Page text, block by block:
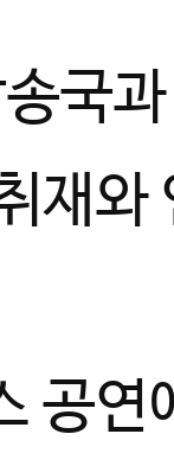
국
재
공연
2015 방